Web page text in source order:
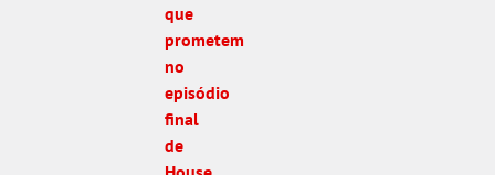
que
prometem
no
episódio
final
de